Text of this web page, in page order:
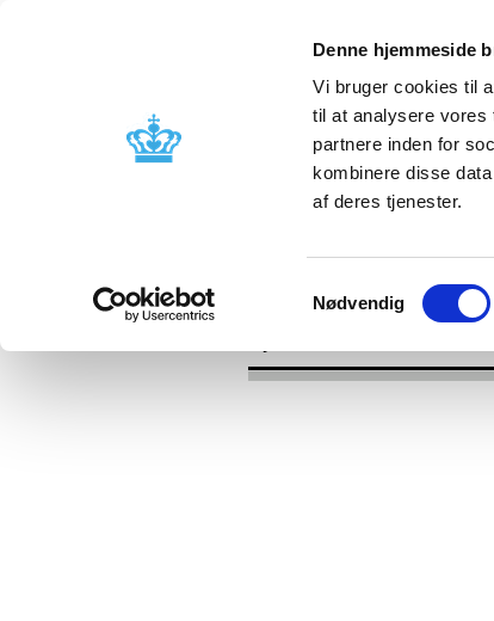
Denne hjemmeside
Vi bruger cookies til
til at analysere vores
partnere inden for
kombinere disse
af deres tjenester.
Samtykkevalg
Nødvendig
Godkendelse og